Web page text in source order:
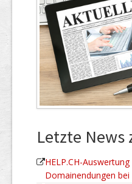
Letzte News
HELP.CH-
Domainendungen